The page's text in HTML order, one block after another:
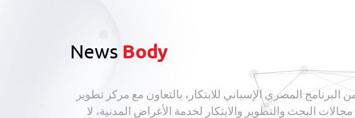
News Body
المصري الإسباني للابتكار، بالتعاون مع مركز تطوير
البحث والتطوير والابتكار لخدمة الأغراض المدنية، لا